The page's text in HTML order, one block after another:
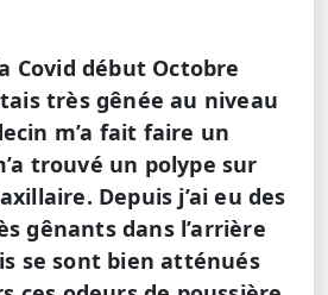
Covid début Octobre
très gênée au niveau
m’a fait faire un
trouvé un polype sur
Depuis j’ai eu des
gênants dans l’arrière
se sont bien atténués